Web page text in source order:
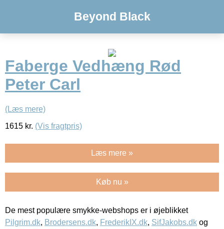
Beyond Black
Faberge Vedhæng Rød
Peter Carl
(Læs mere)
1615 kr. (Vis fragtpris)
Læs mere »
Køb nu »
De mest populære smykke-webshops er i øjeblikket
Pilgrim.dk, Brodersens.dk, FrederikIX.dk, SifJakobs.dk og